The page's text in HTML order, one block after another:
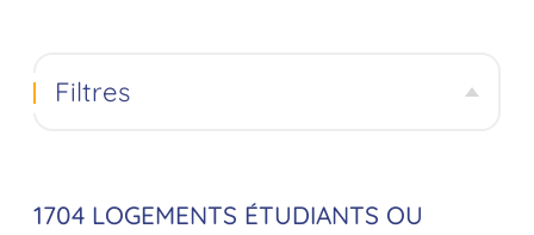
1704 LOGEMENTS ÉTUDIANTS OU
Filtres